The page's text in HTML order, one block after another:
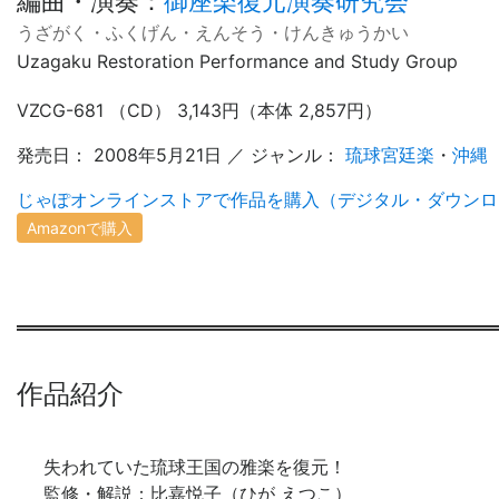
うざがく・ふくげん・えんそう・けんきゅうかい
Uzagaku Restoration Performance and Study Group
VZCG-681 （CD） 3,143円（本体 2,857円）
発売日： 2008年5月21日 ／ ジャンル： 琉球宮廷楽 ・ 沖縄
じゃぽオンラインストアで作品を購入（デジタル・ダウン
Amazonで購入
作品紹介
失われていた琉球王国の雅楽を復元！
監修・解説：比嘉悦子（ひが えつこ）